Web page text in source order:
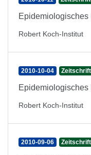
Robert Koch-Institut
2010-10-04
Robert Koch-Institut
2010-09-06